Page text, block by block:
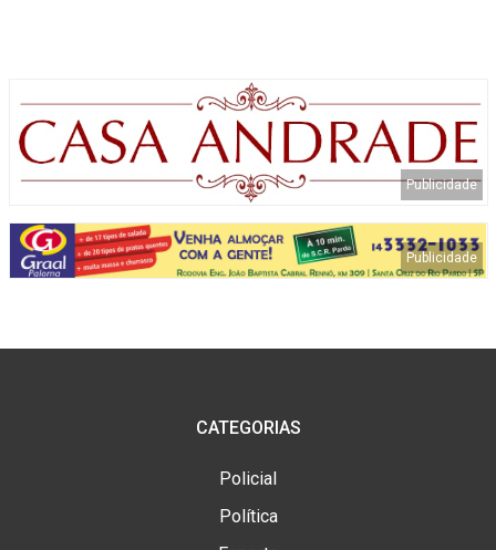
CATEGORIAS
Policial
Política